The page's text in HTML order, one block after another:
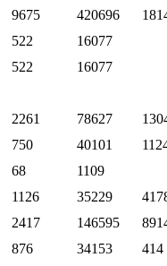
9675 420696
522
16077
522
16077
2261 78627
750 40101
68
1109
1126 35229
2417 146595
876 34153
414